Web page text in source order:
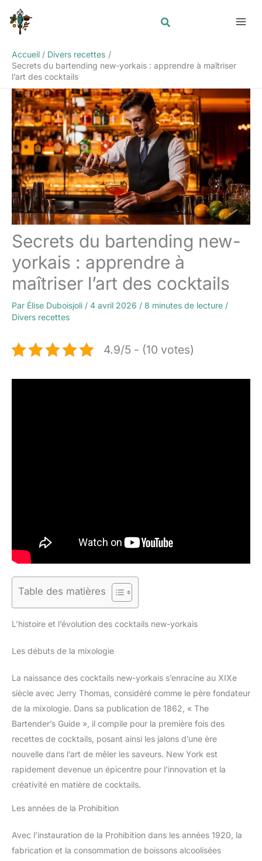
contenu
Accueil
Divers recettes
Secrets du bartending new-yorkais : apprendre à maîtriser
l’art des cocktails
Secrets du bartending new-
yorkais : apprendre à
maîtriser l’art des cocktails
Par Élise Duboisjoli / 4 avril 2026 / 8 minutes de lecture /
Divers recettes
4.9/5 - (10 votes)
Table des matières
L’histoire et l’évolution des cocktails new-yorkais
Les débuts de la mixologie
La naissance des cocktails new-yorkais s’enracine au XIXe
siècle avec Jerry Thomas, considéré comme le père fondateur
de la mixologie. Dans sa publication de 1862, « The
Bartender’s Guide », il compile pour la première fois des
recettes de cocktails, posant ainsi les jalons d’une ère
nouvelle dans l’art de mêler les saveurs. New York est
rapidement devenue un épicentre pour l’innovation et la
créativité en matière de cocktails.
Les années de la Prohibition
Avec l’instauration de la Prohibition dans les années 1920, la
fabrication et la consommation de boissons alcoolisées
Rechercher